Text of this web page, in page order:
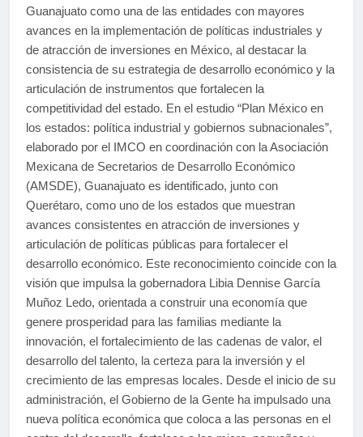
Guanajuato como una de las entidades con mayores
avances en la implementación de políticas industriales y
de atracción de inversiones en México, al destacar la
consistencia de su estrategia de desarrollo económico y la
articulación de instrumentos que fortalecen la
competitividad del estado. En el estudio “Plan México en
los estados: política industrial y gobiernos subnacionales”,
elaborado por el IMCO en coordinación con la Asociación
Mexicana de Secretarios de Desarrollo Económico
(AMSDE), Guanajuato es identificado, junto con
Querétaro, como uno de los estados que muestran
avances consistentes en atracción de inversiones y
articulación de políticas públicas para fortalecer el
desarrollo económico. Este reconocimiento coincide con la
visión que impulsa la gobernadora Libia Dennise García
Muñoz Ledo, orientada a construir una economía que
genere prosperidad para las familias mediante la
innovación, el fortalecimiento de las cadenas de valor, el
desarrollo del talento, la certeza para la inversión y el
crecimiento de las empresas locales. Desde el inicio de su
administración, el Gobierno de la Gente ha impulsado una
nueva política económica que coloca a las personas en el